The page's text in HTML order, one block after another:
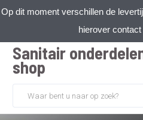
Op dit moment verschillen de
hierover
Sanitair
shop